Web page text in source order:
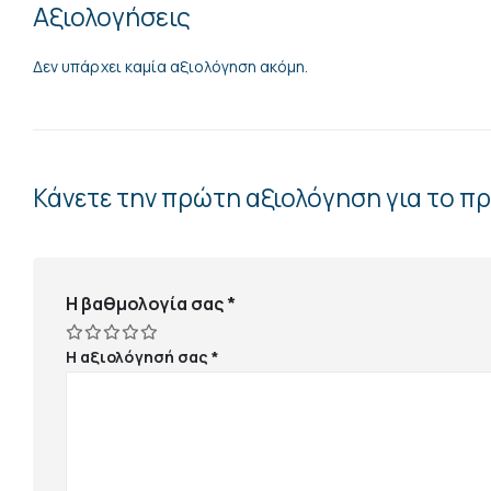
Αξιολογήσεις
Δεν υπάρχει καμία αξιολόγηση ακόμη.
Κάνετε την πρώτη αξιολόγηση για το
Η βαθμολογία σας*
Η αξιολόγησή σας*